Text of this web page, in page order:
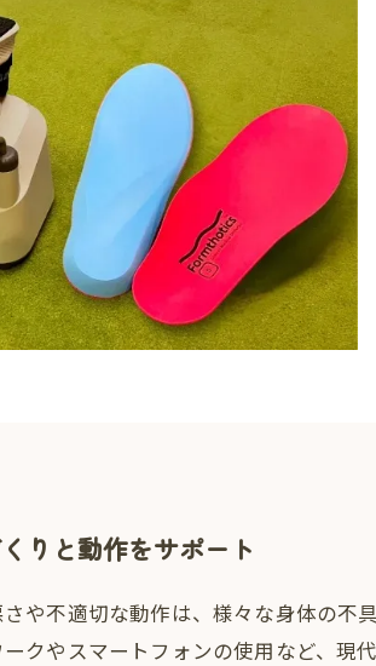
りと動作をサポート
や不適切な動作は、様々な身体の不
クやスマートフォンの使用など、現